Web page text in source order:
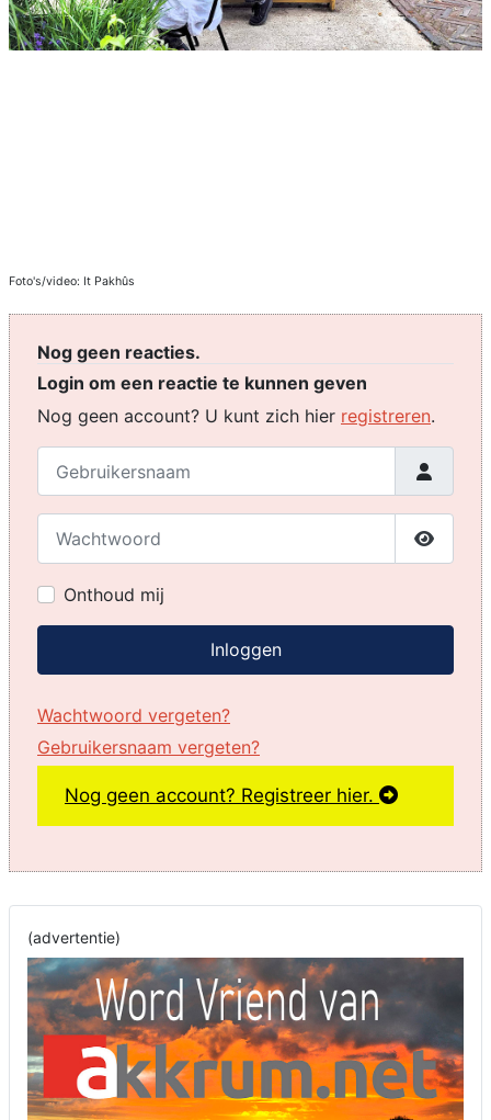
Foto's/video: It Pakhûs
Nog geen reacties.
Login om een reactie te kunnen geven
Nog geen account? U kunt zich hier registreren.
Toon
Onthoud mij
Inloggen
Wachtwoord vergeten?
Gebruikersnaam vergeten?
Nog geen account? Registreer hier.
(advertentie)